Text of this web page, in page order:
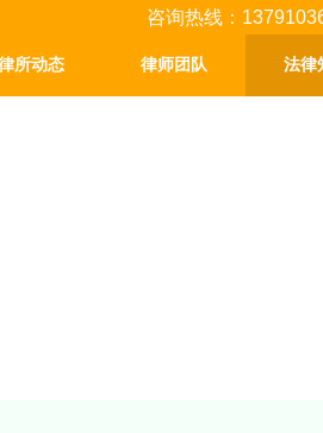
咨询热线：
所动态 律师团队 法律